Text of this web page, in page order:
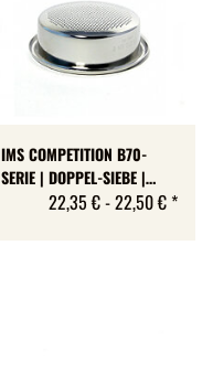
IMS COMPETITION B70-
SERIE | DOPPEL-SIEBE |
KONVEXER BODEN FÜR
22,35 € -22,50 € *